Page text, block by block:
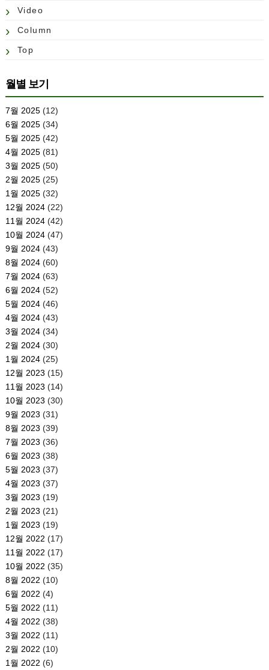
Video
Column
Top
월별 보기
7월 2025(12)
6월 2025(34)
5월 2025(42)
4월 2025(81)
3월 2025(50)
2월 2025(25)
1월 2025(32)
12월 2024(22)
11월 2024(42)
10월 2024(47)
9월 2024(43)
8월 2024(60)
7월 2024(63)
6월 2024(52)
5월 2024(46)
4월 2024(43)
3월 2024(34)
2월 2024(30)
1월 2024(25)
12월 2023 (15)
11월 2023 (14)
10월 2023 (30)
9월 2023 (31)
8월 2023 (39)
7월 2023 (36)
6월 2023 (38)
5월 2023 (37)
4월 2023 (37)
3월 2023 (19)
2월 2023 (21)
1월 2023 (19)
12월 2022 (17)
11월 2022 (17)
10월 2022 (35)
8월 2022 (10)
6월 2022 (4)
5월 2022 (11)
4월 2022 (38)
3월 2022 (11)
2월 2022 (10)
1월 2022 (6)